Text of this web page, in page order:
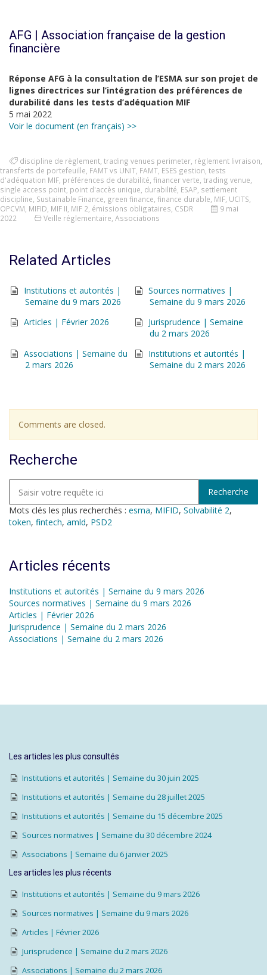
AFG | Association française de la gestion
financière
Réponse AFG à la consultation de l’ESMA sur son projet de
lignes directrices sur l’intégration des préférences de
durabilité dans les tests d’adéquation MIF
5 mai 2022
Voir le document (en français) >>
discipline de règlement trading venues perimeter règlement livraison
transferts de portefeuille FAMT vs UNIT FAMT ESES gestion tests
d'adéquation MIF préférences de durabilité financer verte trading venue
single access point point d'accès unique durabilité ESAP settlement
discipline Sustainable Finance green finance finance durable MIF UCITS
OPCVM MIFID MIF II MIF 2 émissions obligataires CSDR
9 mai
2022
Veille réglementaire Associations
Related Articles
Institutions et autorités |
Semaine du 9 mars 2026
Sources normatives |
Semaine du 9 mars 2026
Articles | Février 2026
Jurisprudence | Semaine
du 2 mars 2026
Associations | Semaine du
2 mars 2026
Institutions et autorités |
Semaine du 2 mars 2026
Comments are closed.
Recherche
Mots clés les plus recherchés : esma, MIFID, Solvabilité 2,
token, fintech, amld, PSD2
Articles récents
Institutions et autorités | Semaine du 9 mars 2026
Sources normatives | Semaine du 9 mars 2026
Articles | Février 2026
Jurisprudence | Semaine du 2 mars 2026
Associations | Semaine du 2 mars 2026
Les articles les plus consultés
Institutions et autorités | Semaine du 30 juin 2025
Institutions et autorités | Semaine du 28 juillet 2025
Institutions et autorités | Semaine du 15 décembre 2025
Sources normatives | Semaine du 30 décembre 2024
Associations | Semaine du 6 janvier 2025
Les articles les plus récents
Institutions et autorités | Semaine du 9 mars 2026
Sources normatives | Semaine du 9 mars 2026
Articles | Février 2026
Jurisprudence | Semaine du 2 mars 2026
Associations | Semaine du 2 mars 2026